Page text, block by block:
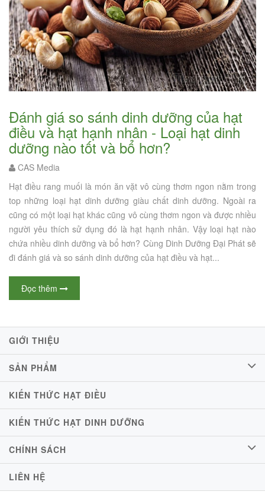
Đánh giá so sánh dinh dưỡng của hạt
điều và hạt hạnh nhân - Loại hạt dinh
dưỡng nào tốt và bổ hơn?
CAS Media
Hạt điều rang muối là món ăn vặt vô cùng thơm ngon nằm trong
top những loại hạt dinh dưỡng giàu chất dinh dưỡng. Ngoài ra
cũng có một loại hạt khác cũng vô cùng thơm ngon và được nhiều
người yêu thích sử dụng đó là hạt hạnh nhân. Vậy loại hạt nào
chứa nhiều dinh dưỡng và bổ hơn? Cùng Dinh Dưỡng Đại Phát sẽ
đi đánh giá và so sánh dinh dưỡng của hạt điều và hạt...
Đọc thêm
GIỚI THIỆU
SẢN PHẨM
KIẾN THỨC HẠT ĐIỀU
KIẾN THỨC HẠT DINH DƯỠNG
CHÍNH SÁCH
LIÊN HỆ